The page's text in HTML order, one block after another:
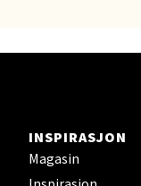
INSPIRASJON
Magasin